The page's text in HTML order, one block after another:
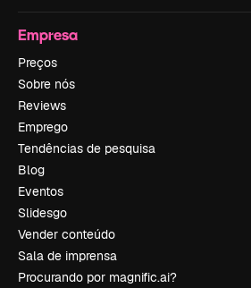
Empresa
Preços
Sobre nós
Reviews
Emprego
Tendências de pesquisa
Blog
Eventos
Slidesgo
Vender conteúdo
Sala de imprensa
Procurando por magnific.ai?